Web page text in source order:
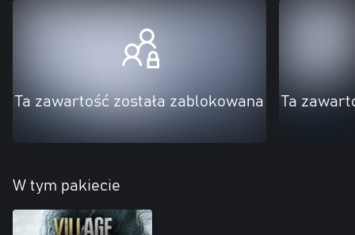
Ta zawartość została zablokowana Ta
W tym pakiecie